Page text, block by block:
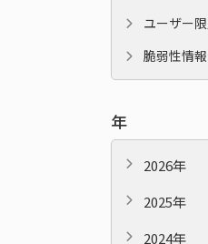
ユーザー
脆弱性情報
年
2026年
2025年
2024年